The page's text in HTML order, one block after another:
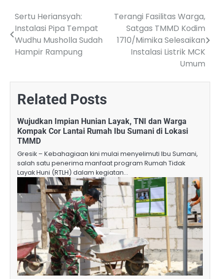
Post
navigation
Sertu Heriansyah:
Instalasi Pipa Tempat
Wudhu Musholla Sudah
Hampir Rampung
Terangi Fasilitas Warga,
Satgas TMMD Kodim
1710/Mimika Selesaikan
Instalasi Listrik MCK
Umum
Related Posts
Wujudkan Impian Hunian Layak, TNI dan Warga
Kompak Cor Lantai Rumah Ibu Sumani di Lokasi
TMMD
Gresik – Kebahagiaan kini mulai menyelimuti Ibu Sumani,
salah satu penerima manfaat program Rumah Tidak
Layak Huni (RTLH) dalam kegiatan…